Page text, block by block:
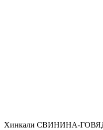
Хинкали СВИНИНА-